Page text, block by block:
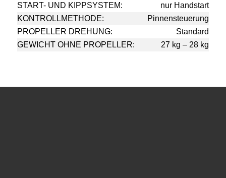
START- UND KIPPSYSTEM:
nur Handstart
KONTROLLMETHODE:
Pinnensteuerung
PROPELLER DREHUNG:
Standard
GEWICHT OHNE PROPELLER:
27 kg – 28 kg